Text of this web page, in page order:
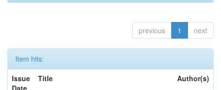
previous 1 next
Item hits:
Issue
Date
Title Author(s)